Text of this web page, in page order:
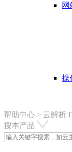
网
操
帮助中心 > 云解析
搜本产品